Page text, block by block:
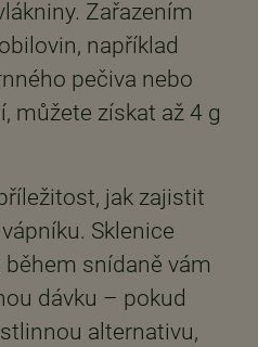
Zařazením
například
pečiva nebo
můžete získat až 4 g
jak zajistit
Sklenice
snídaně vám
dávku – pokud
alternativu,